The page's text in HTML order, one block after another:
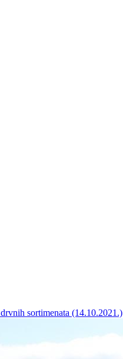
sortimenata (14‎.10‎.2021‎.)